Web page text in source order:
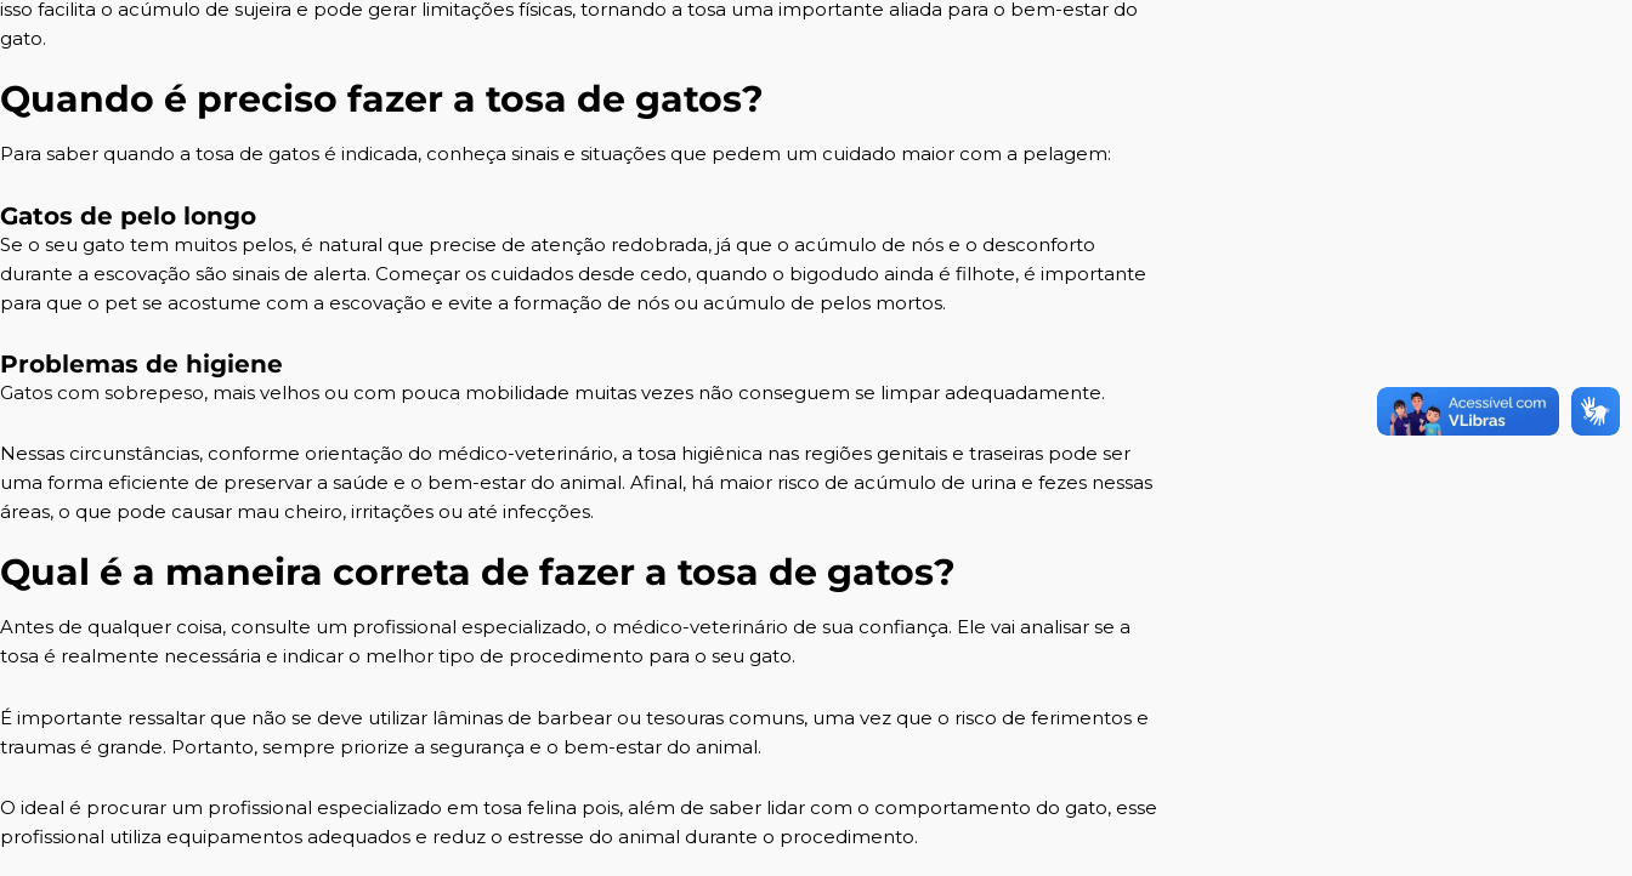
isso facilita o acúmulo de sujeira e pode gerar limitações físicas, tornando a tosa uma importante aliada para o bem-estar do
gato.
Quando é preciso fazer a tosa de gatos?
Para saber quando a tosa de gatos é indicada, conheça sinais e situações que pedem um cuidado maior com a pelagem:
Gatos de pelo longo
Se o seu gato tem muitos pelos, é natural que precise de atenção redobrada, já que o acúmulo de nós e o desconforto
durante a escovação são sinais de alerta. Começar os cuidados desde cedo, quando o bigodudo ainda é filhote, é importante
para que o pet se acostume com a escovação e evite a formação de nós ou acúmulo de pelos mortos.
Problemas de higiene
Gatos com sobrepeso, mais velhos ou com pouca mobilidade muitas vezes não conseguem se limpar adequadamente.
Nessas circunstâncias, conforme orientação do médico-veterinário, a tosa higiênica nas regiões genitais e traseiras pode ser
uma forma eficiente de preservar a saúde e o bem-estar do animal. Afinal, há maior risco de acúmulo de urina e fezes nessas
áreas, o que pode causar mau cheiro, irritações ou até infecções.
Qual é a maneira correta de fazer a tosa de gatos?
Antes de qualquer coisa, consulte um profissional especializado, o médico-veterinário de sua confiança. Ele vai analisar se a
tosa é realmente necessária e indicar o melhor tipo de procedimento para o seu gato.
É importante ressaltar que não se deve utilizar lâminas de barbear ou tesouras comuns, uma vez que o risco de ferimentos e
traumas é grande. Portanto, sempre priorize a segurança e o bem-estar do animal.
O ideal é procurar um profissional especializado em tosa felina pois, além de saber lidar com o comportamento do gato, esse
profissional utiliza equipamentos adequados e reduz o estresse do animal durante o procedimento.